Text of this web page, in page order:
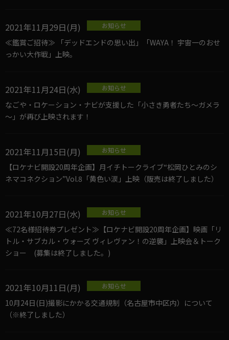
2021年11月29日(月) お知らせ
≪鑑賞ご招待≫ 「デッドエンドの思い出」「WAYA！ 宇宙一のおせ
っかい大作戦」上映。
2021年11月24日(水) お知らせ
なごや・ロケーション・ナビが支援した「小さき勇者たち～ガメラ
～」が再び上映されます！
2021年11月15日(月) お知らせ
【ロケナビ開設20周年企画】月イチトークライブ“松岡ひとみのシ
ネマコネクション”Vol.8「黄色い涙」上映（販売は終了しました）
2021年10月27日(水) お知らせ
≪72名様招待券プレゼント≫【ロケナビ開設20周年企画】映画「リ
トル・サブカル・ウォーズ ヴィレヴァン！の逆襲」上映会＆トーク
ショー (募集は終了しました。)
2021年10月11日(月) お知らせ
10月24日(日)撮影にかかる交通規制（名古屋市中区内）について
（※終了しました）